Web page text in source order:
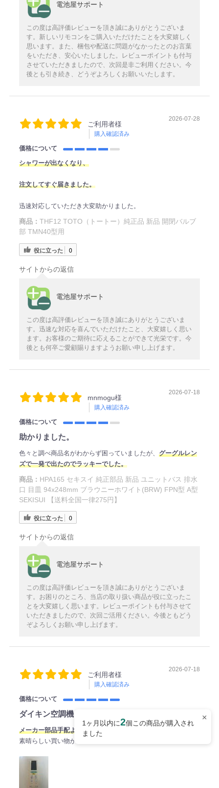
×
1ヶ月以内に2個この商品が購入され
ました
電池屋サポート
この度は高評価レビューを頂き誠にありがとうございま
す。新しいリモコンをご購入いただけたことを大変嬉しく
思います。また、梱包や配送に問題がなかったとのお言葉
をいただき、安心いたしました。レビューポイントも付与
させていただきましたので、次回是非ご利用ください。今
後とも引き続き、どうぞよろしくお願いいたします。
ご利用者様
購入確認済み
2026-07-28
価格について
シャワーが出なくなり、
注文してすぐ届きました。
迅速対応していただき大変助かりました。
商品： THF12 TOTO（トートー）純正品 新品 開閉バルブ
部 TMN40型用
役に立った 0
サイトからの返信
電池屋サポート
この度は高評価レビューを頂き誠にありがとうございま
す。迅速な対応を喜んでいただけたこと、大変嬉しく思い
ます。お客様のご期待に応えることができて光栄です。今
後とも何卒ご愛顧賜りますようお願い申し上げます。
mnmogu様
購入確認済み
2026-07-18
価格について
助かりました。
色々と調べ商品名がわからず困っていましたが、 グーグルレン
ズで一発で出たのでラッキーでした。
商品： HPA165 セキスイ 純正部品 新品 ユニットバス 排水
口 目皿 94x248mm ブラウニーホワイト(BRW) FPN型 A型
SEKISUI 【送料全国一律275円】
役に立った 0
サイトからの返信
電池屋サポート
この度は高評価レビューを頂き誠にありがとうございま
す。お困りのところ、当店の取り扱い商品が役に立ったこ
とを大変嬉しく思います。レビューポイントも付与させて
いただきましたので、次回ご活用ください。今後ともどう
ぞよろしくお願い申し上げます。
ご利用者様
購入確認済み
2026-07-18
価格について
ダイキン空調機リモコン
メーカー部品手配より安くて早い！
素晴らしい買い物が出来ました。